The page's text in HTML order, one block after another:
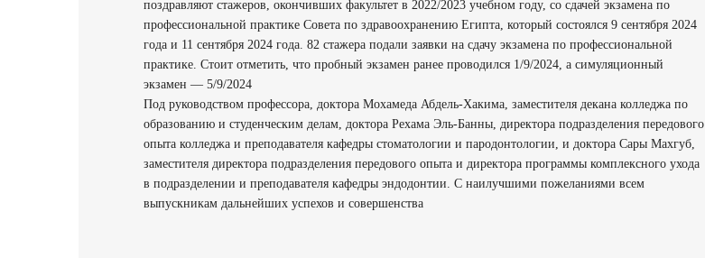
поздравляют стажеров, окончивших факультет в 2022/2023 учебном году, со сдачей экзамена по
профессиональной практике Совета по здравоохранению Египта, который состоялся 9 сентября 2024
года и 11 сентября 2024 года. 82 стажера подали заявки на сдачу экзамена по профессиональной
практике. Стоит отметить, что пробный экзамен ранее проводился 1/9/2024, а симуляционный
экзамен — 5/9/2024
Под руководством профессора, доктора Мохамеда Абдель-Хакима, заместителя декана колледжа по
образованию и студенческим делам, доктора Рехама Эль-Банны, директора подразделения передового
опыта колледжа и преподавателя кафедры стоматологии и пародонтологии, и доктора Сары Махгуб,
заместителя директора подразделения передового опыта и директора программы комплексного ухода
в подразделении и преподавателя кафедры эндодонтии. С наилучшими пожеланиями всем
выпускникам дальнейших успехов и совершенства